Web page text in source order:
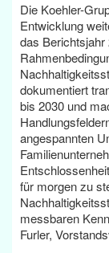
Die Koehler-
Entwicklung
das Berichtsjahr
dokumentiert
bis 2030 und
angespannten
für morgen zu
messbaren
Furler,